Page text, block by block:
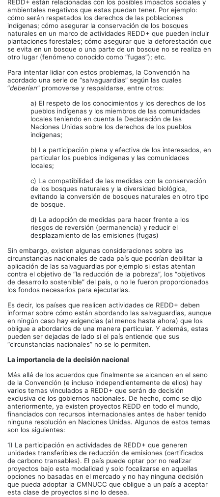
REDD+ están relacionadas con los posibles impactos sociales y
ambientales negativos que estas puedan tener. Por ejemplo:
cómo serán respetados los derechos de las poblaciones
indígenas; cómo asegurar la conservación de los bosques
naturales en un marco de actividades REDD+ que pueden incluir
plantaciones forestales; cómo asegurar que la deforestación que
se evita en un bosque o una parte de un bosque no se realiza en
otro lugar (fenómeno conocido como “fugas”); etc.
Para intentar lidiar con estos problemas, la Convención ha
acordado una serie de “salvaguardias” según las cuales
“deberían” promoverse y respaldarse, entre otros:
a) El respeto de los conocimientos y los derechos de los
pueblos indígenas y los miembros de las comunidades
locales teniendo en cuenta la Declaración de las
Naciones Unidas sobre los derechos de los pueblos
indígenas;
b) La participación plena y efectiva de los interesados, en
particular los pueblos indígenas y las comunidades
locales;
c) La compatibilidad de las medidas con la conservación
de los bosques naturales y la diversidad biológica,
evitando la conversión de bosques naturales en otro tipo
de bosque.
d) La adopción de medidas para hacer frente a los
riesgos de reversión (permanencia) y reducir el
desplazamiento de las emisiones (fugas)
Sin embargo, existen algunas consideraciones sobre las
circunstancias nacionales de cada país que podrían debilitar la
aplicación de las salvaguardias por ejemplo si estas atentan
contra el objetivo de “la reducción de la pobreza”, los “objetivos
de desarrollo sostenible” del país, o no le fueron proporcionados
los fondos necesarios para ejecutarlas.
Es decir, los países que realicen actividades de REDD+ deben
informar sobre cómo están abordando las salvaguardias, aunque
en ningún caso hay exigencias (al menos hasta ahora) que los
obligue a abordarlos de una manera particular. Y además, estas
pueden ser dejadas de lado si el país entiende que sus
“circunstancias nacionales” no se lo permiten.
La importancia de la decisión nacional
Más allá de los acuerdos que finalmente se alcancen en el seno
de la Convención (e incluso independientemente de ellos) hay
varios temas vinculados a REDD+ que serán de decisión
exclusiva de los gobiernos nacionales. De hecho, como se dijo
anteriormente, ya existen proyectos REDD en todo el mundo,
financiados con recursos internacionales antes de haber tenido
ninguna resolución en Naciones Unidas. Algunos de estos temas
son los siguientes:
1) La participación en actividades de REDD+ que generen
unidades transferibles de reducción de emisiones (certificados
de carbono transables). El país puede optar por no realizar
proyectos bajo esta modalidad y solo focalizarse en aquellas
opciones no basadas en el mercado y no hay ninguna decisión
que pueda adoptar la CMNUCC que obligue a un país a aceptar
esta clase de proyectos si no lo desea.